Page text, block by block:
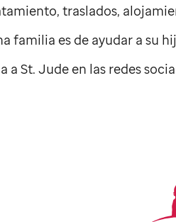
traslados,
familia es de ayudar a su
aSt. Jude en las redes